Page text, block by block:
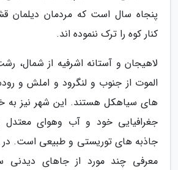
پنجاه سال است که مردمان دیلمان
کنار کوه را ترک ننموده اند.
لاهیجان و آستانه اشرفیه از شمال،
الموت از جنوب و لنگرود و املش و
های سیاهکل هستند. این شهر نیز
جغرافیایی خود و آب وهوای معتدل
جاذبه های توریستی و طبیعی است. در
معرفی چند مورد از جاهای دیدنی